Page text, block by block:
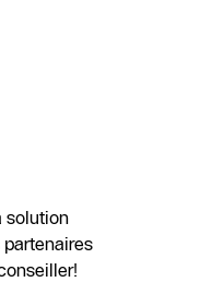
solution